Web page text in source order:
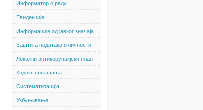
Информатор о раду
Евиденције
Информације од јавног значаја
Заштита података о личности
Локални антикорупцијски план
Кодекс понашања
Систематизација
Узбуњивање